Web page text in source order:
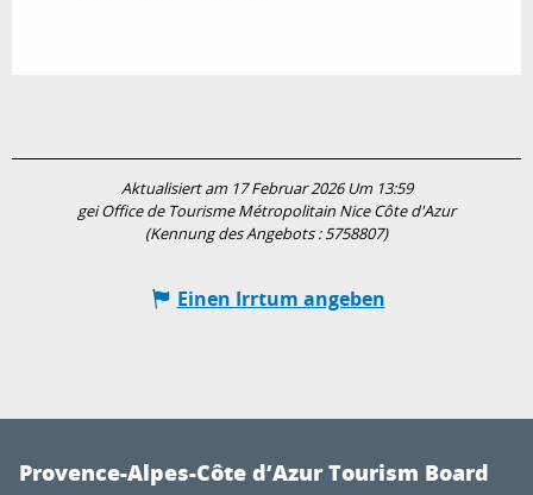
Aktualisiert am 17 Februar 2026 Um 13:59
gei Office de Tourisme Métropolitain Nice Côte d'Azur
(Kennung des Angebots :5758807)
Einen Irrtum angeben
Provence-Alpes-Côte d’Azur Tourism Board